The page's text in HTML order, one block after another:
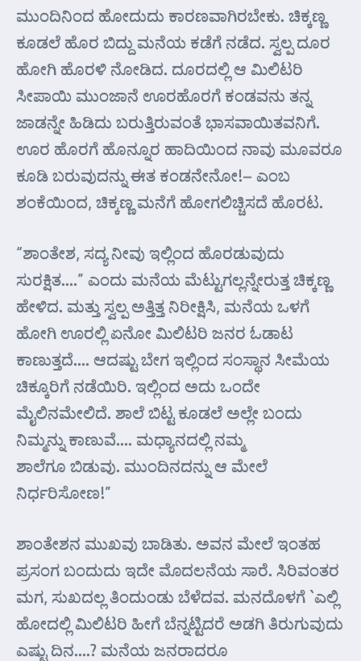
ಮುಂದಿನಿಂದ ಹೋದುದು ಕಾರಣವಾಗಿರಬೇಕು. ಚಿಕ್ಕಣ್ಣ
ಕೂಡಲೆ ಹೊರ ಬಿದ್ದು ಮನೆಯ ಕಡೆಗೆ ನಡೆದ. ಸ್ವಲ್ಪ ದೂರ
ಹೋಗಿ ಹೊರಳಿ ನೋಡಿದ. ದೂರದಲ್ಲಿ ಆ ಮಿಲಿಟರಿ
ಸೀಪಾಯಿ ಮುಂಜಾನೆ ಊರಹೊರಗೆ ಕಂಡವನು ತನ್ನ
ಜಾಡನ್ನೇ ಹಿಡಿದು ಬರುತ್ತಿರುವಂತೆ ಭಾಸವಾಯಿತವನಿಗೆ.
ಊರ ಹೊರಗೆ ಹೊನ್ನೂರ ಹಾದಿಯಿಂದ ನಾವು ಮೂವರೂ
ಕೂಡಿ ಬರುವುದನ್ನು ಈತ ಕಂಡನೇನೋ!– ಎಂಬ
ಶಂಕೆಯಿಂದ, ಚಿಕ್ಕಣ್ಣ ಮನೆಗೆ ಹೋಗಲಿಚ್ಚಿಸದೆ ಹೊರಟ.
“ಶಾಂತೇಶ, ಸದ್ಯ ನೀವು ಇಲ್ಲಿಂದ ಹೊರಡುವುದು
ಸುರಕ್ಷಿತ….” ಎಂದು ಮನೆಯ ಮೆಟ್ಟುಗಲ್ಲನ್ನೇರುತ್ತ ಚಿಕ್ಕಣ್ಣ
ಹೇಳಿದ. ಮತ್ತು ಸ್ವಲ್ಪ ಅತ್ತಿತ್ತ ನಿರೀಕ್ಷಿಸಿ, ಮನೆಯ ಒಳಗೆ
ಹೋಗಿ ಊರಲ್ಲಿ ಏನೋ ಮಿಲಿಟರಿ ಜನರ ಓಡಾಟ
ಕಾಣುತ್ತದೆ…. ಆದಷ್ಟು ಬೇಗ ಇಲ್ಲಿಂದ ಸಂಸ್ಥಾನ ಸೀಮೆಯ
ಚಿಕ್ಕೂರಿಗೆ ನಡೆಯಿರಿ. ಇಲ್ಲಿಂದ ಅದು ಒಂದೇ
ಮೈಲಿನಮೇಲಿದೆ. ಶಾಲೆ ಬಿಟ್ಟ ಕೂಡಲೆ ಅಲ್ಲೇ ಬಂದು
ನಿಮ್ಮನ್ನು ಕಾಣುವೆ…. ಮಧ್ಯಾನದಲ್ಲಿ ನಮ್ಮ
ಶಾಲೆಗೂ ಬಿಡುವು. ಮುಂದಿನದನ್ನು ಆ ಮೇಲೆ
ನಿರ್ಧರಿಸೋಣ!”
ಶಾಂತೇಶನ ಮುಖವು ಬಾಡಿತು. ಅವನ ಮೇಲೆ ಇಂತಹ
ಪ್ರಸಂಗ ಬಂದುದು ಇದೇ ಮೊದಲನೆಯ ಸಾರೆ. ಸಿರಿವಂತರ
ಮಗ, ಸುಖದಲ್ಲ ತಿಂದುಂಡು ಬೆಳೆದವ. ಮನದೊಳಗೆ `ಎಲ್ಲಿ
ಹೋದಲ್ಲಿ ಮಿಲಿಟರಿ ಹೀಗೆ ಬೆನ್ನಟ್ಟಿದರೆ ಅಡಗಿ ತಿರುಗುವುದು
ಎಷ್ಟು ದಿನ….? ಮನೆಯ ಜನರಾದರೂ